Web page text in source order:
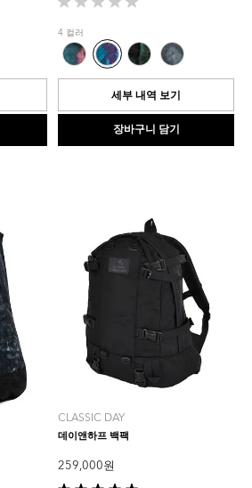
별
5
개
중
0.0
입
다.
4 컬러
세부 내역 보기
장바구니 담기
CLASSIC DAY
데이앤하프 백팩
259,000 원